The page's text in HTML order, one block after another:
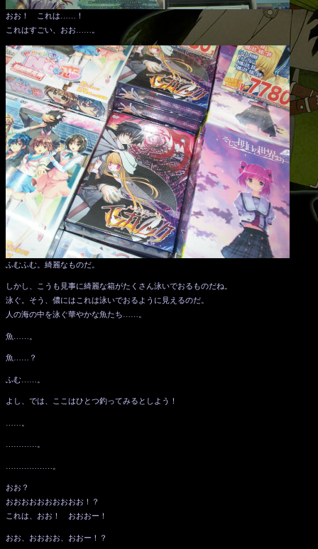
おお！ これは……！
これはすごい、おお……。
ふむふむ。綺麗なものだ。
しかし、こうも見事に綺麗な箱がたくさん泳いでおるものだね。
泳ぐ。そう、儂にはこれは泳いでおるように見えるのだ。
人の海の中を泳ぐ華やかな魚たち……。
魚……。
魚……？
ふむ……。
よし、では、ここはひとつ釣ってみるとしよう！
……。
…………。
………………。
おお？
おおおおおおおおおお！？
これは、おお！ おおおー！
おお、おおおお、おおー！？